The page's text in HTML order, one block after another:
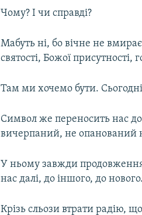
Чому? І чи справді?
Мабуть ні, бо вічне не
святості, Божої
Там ми хочемо бути.
Символ же переносить нас
вичерпаний, не
У ньому завжди
нас далі, до іншого, до
Крізь сльози втрати радію,